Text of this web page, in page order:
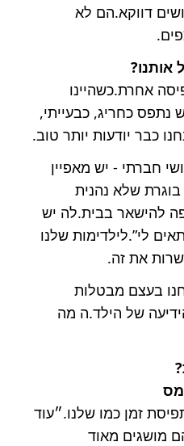
דווקא.הם לא
אותנו?
אחרת.כשהיינו
כחריג, כבעייתי,
כבר יודעות יותר טוב.
חברתי - יש מאפיין
שלא נהנית
להישאר בבית.לה יש
לי”.לילדימות שלנו
את זה.
בעצם מבטלות
של הילד.ה מה
זמן כמו שלנו.״עוד
מושגים מאוד